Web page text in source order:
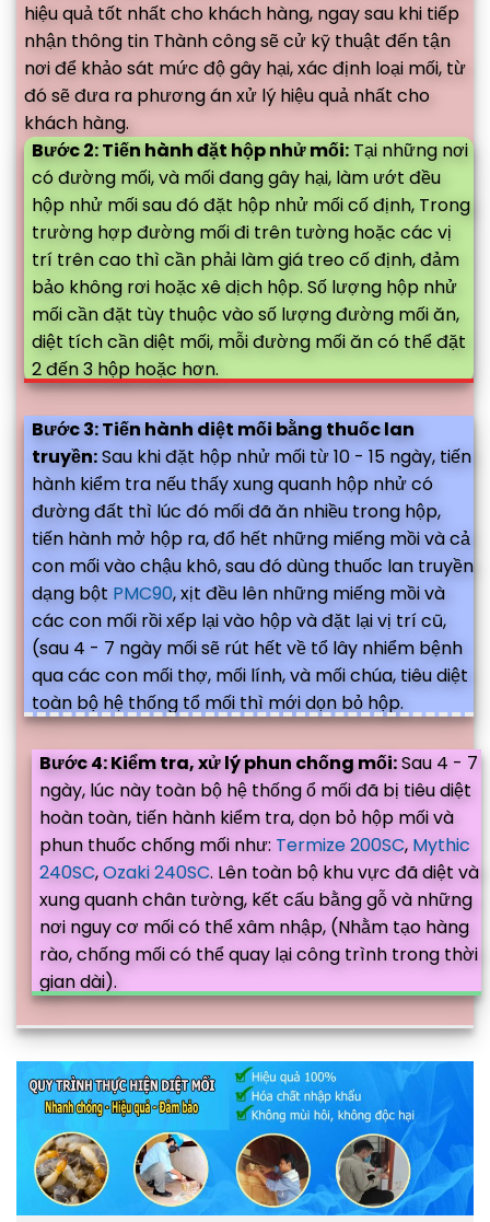
hiệu quả tốt nhất cho khách hàng, ngay sau khi tiếp
nhận thông tin Thành công sẽ cử kỹ thuật đến tận
nơi để khảo sát mức độ gây hại, xác định loại mối, từ
đó sẽ đưa ra phương án xử lý hiệu quả nhất cho
khách hàng.
Bước 2: Tiến hành đặt hộp nhử mối: Tại những nơi
có đường mối, và mối đang gây hại, làm ướt đều
hộp nhử mối sau đó đặt hộp nhử mối cố định, Trong
trường hợp đường mối đi trên tường hoặc các vị
trí trên cao thì cần phải làm giá treo cố định, đảm
bảo không rơi hoặc xê dịch hộp. Số lượng hộp nhử
mối cần đặt tùy thuộc vào số lượng đường mối ăn,
diệt tích cần diệt mối, mỗi đường mối ăn có thể đặt
2 đến 3 hộp hoặc hơn.
Bước 3: Tiến hành diệt mối bằng thuốc lan
truyền:Sau khi đặt hộp nhử mối từ 10 - 15 ngày, tiến
hành kiểm tra nếu thấy xung quanh hộp nhử có
đường đất thì lúc đó mối đã ăn nhiều trong hộp,
tiến hành mở hộp ra, đổ hết những miếng mồi và cả
con mối vào chậu khô, sau đó dùng thuốc lan truyền
dạng bột PMC90, xịt đều lên những miếng mồi và
các con mối rồi xếp lại vào hộp và đặt lại vị trí cũ,
(sau 4 - 7 ngày mối sẽ rút hết về tổ lây nhiểm bệnh
qua các con mối thợ, mối lính, và mối chúa, tiêu diệt
toàn bộ hệ thống tổ mối thì mới dọn bỏ hộp.
Bước 4: Kiểm tra, xử lý phun chống mối:Sau 4 - 7
ngày, lúc này toàn bộ hệ thống ổ mối đã bị tiêu diệt
hoàn toàn, tiến hành kiểm tra, dọn bỏ hộp mối và
phun thuốc chống mối như: Termize 200SC, Mythic
240SC,Ozaki 240SC. Lên toàn bộ khu vực đã diệt và
xung quanh chân tường, kết cấu bằng gỗ và những
nơi nguy cơ mối có thể xâm nhập, (Nhằm tạo hàng
rào, chống mối có thể quay lại công trình trong thời
gian dài).